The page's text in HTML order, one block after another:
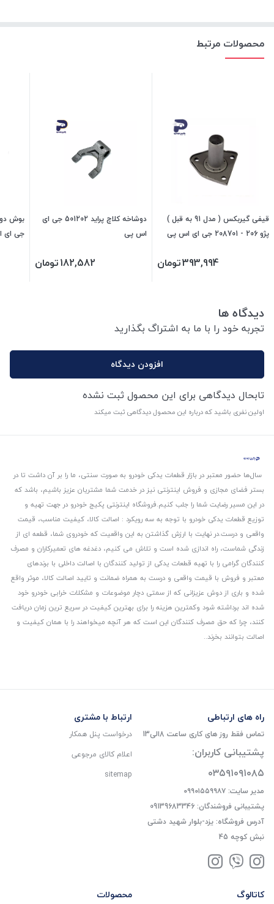
محصولات مرتبط
قیفی گیربکس ( مدل 91 به قبل )
پژو 206 - 208701 جی ای اس پی
393,994تومان
دوشاخه کلاچ پراید 501202 جی ای
اس پی
182,582تومان
جی ای
دیدگاه ها
تجربه خود را با ما به اشتراگ بگذارید
افزودن دیدگاه
تابحال دیدگاهی برای این محصول ثبت نشده
اولین نفری باشید که درباره این محصول دیدگاهی ثبت میکند
سال‌ها حضور معتبر در بازار قطعات یدکی خودرو به صورت سنتی، ما را بر آن داشت تا در
بستر فضای مجازی و فروش اینترنتی نیز در خدمت شما مشتریان عزیز باشیم، باشد که
در این مسیر رضایت شما را جلب کنیم.فروشگاه اینترنتی پکیج خودرو در جهت تهیه و
توزیع قطعات یدکی خودرو با توجه به سه رویکرد : اصالت کالا، کیفیت مناسب، قیمت
واقعی و درست.در نهایت با ارزش گذاشتن به این واقعیت که خودروی شما، قطعه ای از
زندگی شماست، راه اندازی شده است و تلاش می کنیم، دغدغه های تعمیرکاران و مصرف
کنندگان گرامی را با تهیه قطعات یدکی از تولید کنندگان با اصالت داخلی با برندهای
معتبر و فروش با قیمت واقعی و درست به همراه ضمانت و تایید اصالت کالا، موثر واقع
شده و باری از دوش عزیزانی که از سمتی دچار موضوعات و مشکلات خرابی خودرو خود
شده اند برداشته شود و‌کمترین هزینه را برای بهترین کیفیت در سریع ترین زمان دریافت
کنند، چرا که حق مصرف کنندگان این است که هر آنچه میخواهند را با همان کیفیت و
اصالت بتوانند بخرند..
راه های ارتباطی
تماس فقط روز های کاری ساعت 8الی13
پشتیبانی کاربران:
۰۳۵۹۱۰۹۱۰۸۵
مدیر سایت: ۰۹۹۰۱۵۵۹۹۸۷
پشتیبانی فروشندگان: 09139683346
آدرس فروشگاه: یزد-بلوار شهید دشتی
نبش کوچه 45
ارتباط با مشتری
درخواست پنل همکار
اعلام کالای مرجوعی
sitemap
کاتالوگ محصولات